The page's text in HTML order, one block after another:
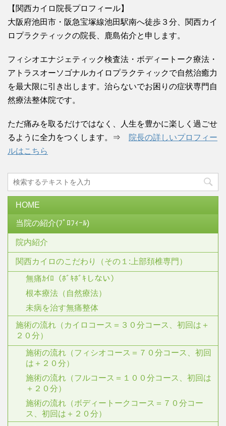
【関西カイロ院長プロフィール】
大阪府池田市・阪急宝塚線池田駅南へ徒歩３分、関西カイ
ロプラクティックの院長、鹿島佑介と申します。
フィシオエナジェティック検査法・ボディートーク療法・
アトラスオーソゴナルカイロプラクティックで自然治癒力
を最大限に引き出します。治らないでお困りの症状専門自
然療法整体院です。
ただ痛みを取るだけではなく、人生を豊かに楽しく過ごせ
るように全力をつくします。⇒
院長の詳しいプロフィー
ルはこちら
HOME
当院の紹介(ﾌﾟﾛﾌｨｰﾙ)
院内紹介
関西カイロのこだわり（その１:上部頚椎専門）
無痛ｶｲﾛ（ﾎﾞｷﾎﾞｷしない）
根本療法（自然療法）
未病を治す無痛整体
施術の流れ（カイロコース＝３０分コース、初回は＋
２０分）
施術の流れ（フィシオコース＝７０分コース、初回
は＋２０分）
施術の流れ（フルコース＝１００分コース、初回は
＋２０分）
施術の流れ（ボディートークコース＝７０分コー
ス、初回は＋２０分）